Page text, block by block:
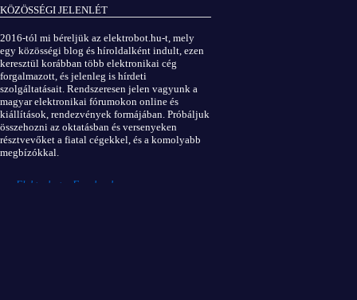
KÖZÖSSÉGI JELENLÉT
2016-tól mi béreljük az elektrobot.hu-t, mely
egy közösségi blog és híroldalként indult, ezen
keresztül korábban több elektronikai cég
forgalmazott, és jelenleg is hírdeti
szolgáltatásait. Rendszeresen jelen vagyunk a
magyar elektronikai fórumokon online és
kiállítások, rendezvények formájában. Próbáljuk
összehozni az oktatásban és versenyeken
résztvevőket a fiatal cégekkel, és a komolyabb
megbízókkal.
Elektrobot a Facebookon